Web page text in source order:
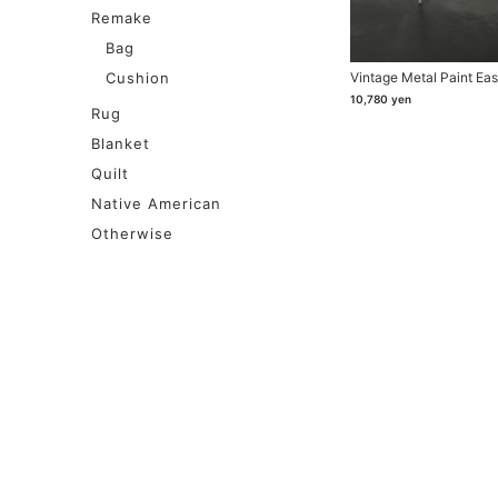
Remake
Bag
Cushion
Rug
Blanket
Quilt
Native American
Otherwise
Vintage Metal Paint
10,780 yen